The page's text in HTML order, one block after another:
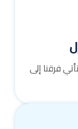
فرقنا إلى